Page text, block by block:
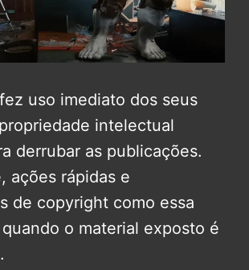
uso imediato dos seus
intelectual
derrubar as publicações.
ações rápidas e
de copyright como essa
o material exposto é